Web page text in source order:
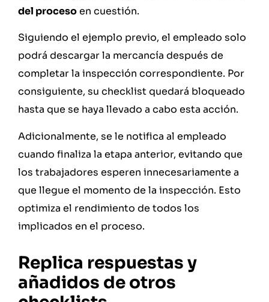
del procesoen cuestión.
Siguiendo el ejemplo previo, el empleado solo
podrá descargar la mercancía después de
completar la inspección correspondiente. Por
consiguiente, su checklist quedará bloqueado
hasta que se haya llevado a cabo esta acción.
Adicionalmente, se le notifica al empleado
cuando finaliza la etapa anterior, evitando que
los trabajadores esperen innecesariamente a
que llegue el momento de la inspección. Esto
optimiza el rendimiento de todos los
implicados en el proceso.
Replica respuestas y
añadidos de otros